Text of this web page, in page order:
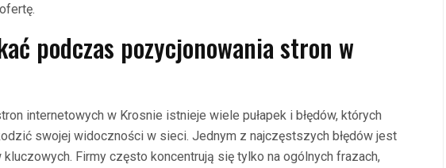
podczas pozycjonowania stron w
internetowych w Krosnie istnieje wiele pułapek i błędów, których
swojej widoczności w sieci. Jednym z najczęstszych błędów jest
kluczowych. Firmy często koncentrują się tylko na ogólnych frazach,